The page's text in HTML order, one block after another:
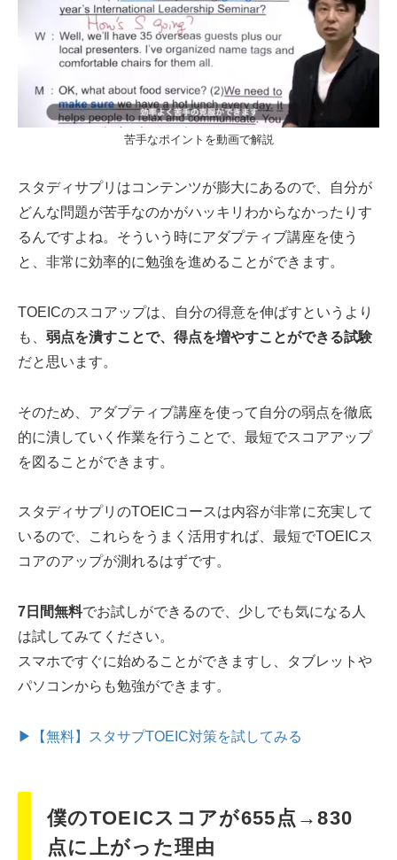
苦手なポイントを動画で解説
スタディサプリはコンテンツが膨大にあるので、自分が
どんな問題が苦手なのかがハッキリわからなかったりす
るんですよね。そういう時にアダプティブ講座を使う
と、非常に効率的に勉強を進めることができます。
TOEICのスコアップは、自分の得意を伸ばすというより
も、 弱点を潰すことで、得点を増やすことができる試験
だと思います。
そのため、アダプティブ講座を使って自分の弱点を徹底
的に潰していく作業を行うことで、最短でスコアアップ
を図ることができます。
スタディサプリのTOEICコースは内容が非常に充実して
いるので、これらをうまく活用すれば、最短でTOEICス
コアのアップが測れるはずです。
7日間無料でお試しができるので、少しでも気になる人
は試してみてください。
スマホですぐに始めることができますし、タブレットや
パソコンからも勉強ができます。
▶【無料】スタサプTOEIC対策を試してみる
僕のTOEICスコアが655点→830
点に上がった理由